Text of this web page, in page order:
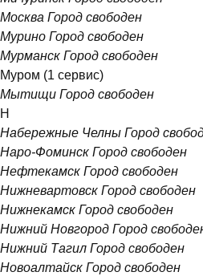
Москва Город свободен
Мурино Город свободен
Мурманск Город свободен
Муром (1 сервис)
Мытищи Город свободен
Н
Набережные Челны Город
Наро-Фоминск Город свободен
Нефтекамск Город свободен
Нижневартовск Город свободен
Нижнекамск Город свободен
Нижний Новгород Город
Нижний Тагил Город свободен
Новоалтайск Город свободен